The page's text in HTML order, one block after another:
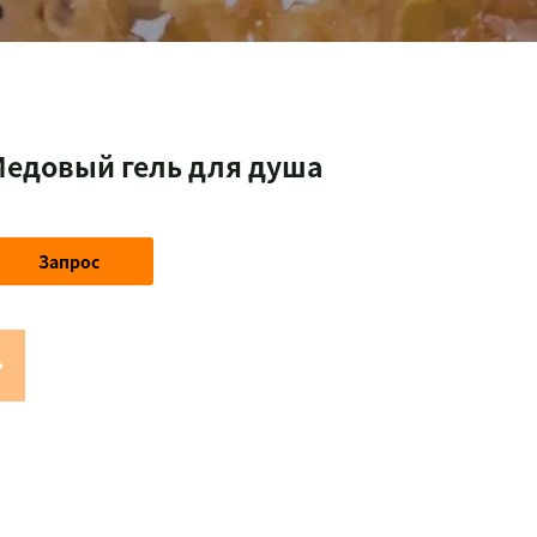
гель для душа
Запрос